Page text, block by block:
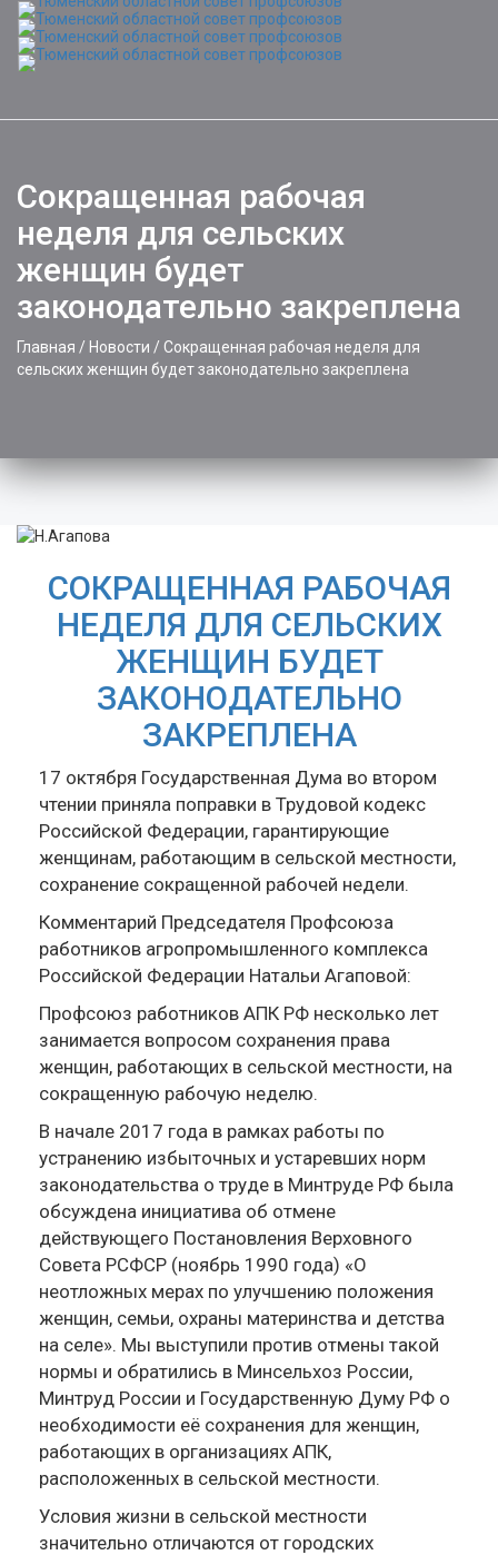
Сокращенная рабочая
неделя для сельских
женщин будет
законодательно закреплена
Главная / Новости / Сокращенная рабочая неделя для
сельских женщин будет законодательно закреплена
СОКРАЩЕННАЯ РАБОЧАЯ
НЕДЕЛЯ ДЛЯ СЕЛЬСКИХ
ЖЕНЩИН БУДЕТ
ЗАКОНОДАТЕЛЬНО
ЗАКРЕПЛЕНА
17 октября Государственная Дума во втором
чтении приняла поправки в Трудовой кодекс
Российской Федерации, гарантирующие
женщинам, работающим в сельской местности,
сохранение сокращенной рабочей недели.
Комментарий Председателя Профсоюза
работников агропромышленного комплекса
Российской Федерации Натальи Агаповой:
Профсоюз работников АПК РФ несколько лет
занимается вопросом сохранения права
женщин, работающих в сельской местности, на
сокращенную рабочую неделю.
В начале 2017 года в рамках работы по
устранению избыточных и устаревших норм
законодательства о труде в Минтруде РФ была
обсуждена инициатива об отмене
действующего Постановления Верховного
Совета РСФСР (ноябрь 1990 года) «О
неотложных мерах по улучшению положения
женщин, семьи, охраны материнства и детства
на селе». Мы выступили против отмены такой
нормы и обратились в Минсельхоз России,
Минтруд России и Государственную Думу РФ о
необходимости её сохранения для женщин,
работающих в организациях АПК,
расположенных в сельской местности.
Условия жизни в сельской местности
значительно отличаются от городских